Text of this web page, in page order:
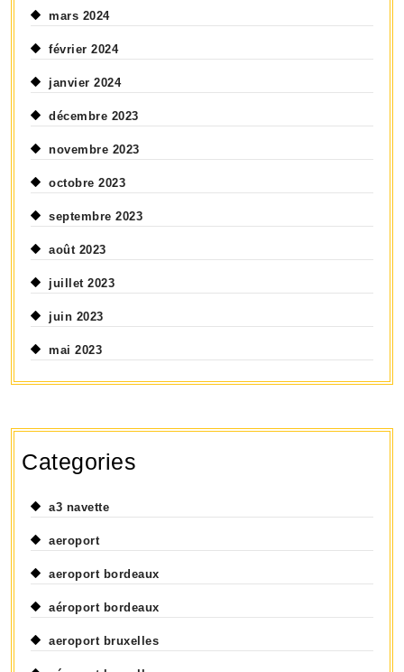
mars 2024
février 2024
janvier 2024
décembre 2023
novembre 2023
octobre 2023
septembre 2023
août 2023
juillet 2023
juin 2023
mai 2023
Categories
a3 navette
aeroport
aeroport bordeaux
aéroport bordeaux
aeroport bruxelles